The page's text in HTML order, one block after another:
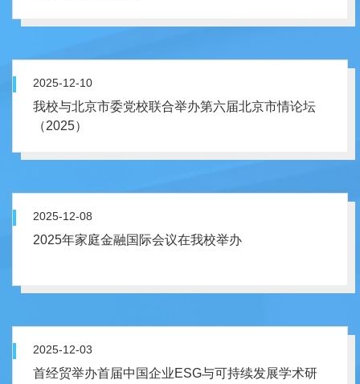
2025-12-10
我校与北京市委党校联合举办第六届北京市情论坛
（2025）
2025-12-08
2025年家庭金融国际会议在我校举办
2025-12-03
首经贸举办首届中国企业ESG与可持续发展学术研